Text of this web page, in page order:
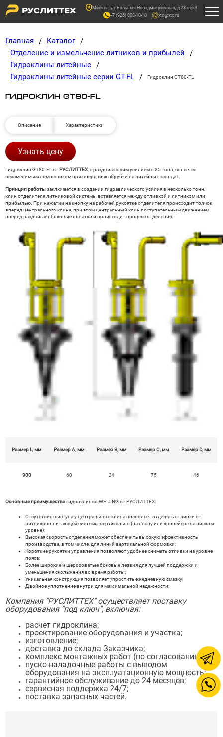
Москва, ул. Большая Новодмитровская, д.23 стр.3
xtc@xtc.ru
+7 (926) 808-10-10
Главная / Каталог /
Отделение и измельчение литников и прибылей
/
Гидроклины литейные /
Гидроклины литейные серии GT-FL / Гидроклин GT80-FL
ГИДРОКЛИН GT80-FL
Описание Характеристики
Узнать цену
Гидроклин GT80-FL от РУСЛИТТЕХ, с раздвигающим усилием в 35 тонн, является
незаменимым помощником при операциях обрубки на литейных заводах.
Принцип работызаключается в создании гидравлического усилия в несколько тонн,
клин отделителя литниковой системы вставляется между отливкой и литником или
прибылью. При нажатии на кнопку на рабочей рукоятке отделителя происходит толчок
вперед центрального клина, при этом центральный клин поступательным движением
вперед раздвигает боковые лопатки и происходит процесс отделения.
Размер L, мм РазмерA, мм Размер B, мм РазмерC, мм Размер D, мм
900 60 24 75 46
Основные преимуществагидроклинов WEIJING от РУСЛИТТЕХ:
Отсутствие выступа у центрального клина позволяет отделять отливки от
литниково-питающей системы вертикально (на плацу или конвейере на низком
уровне);
Высокая скорость отделения может обеспечить высокую эффективность
производства, в том числе, для линий вертикальной формовки;
Короткие рукоятки управления позволяют удобнее снимать отливки на уровне
пояса;
Более широкие и шероховатые боковые лезвия для лучшей поддержки и
уменьшения скольжения во время работы;
Уникальная конструкция позволяет упростить ежедневную смазку;
Двойное уплотнение внутри для максимальной надежности;
Компания "РУСЛИТТЕХ" осуществляет поставку
оборудования "под ключ", включая:
расчет гидроклина;
проектирование оборудования и участка;
изготовление;
доставка до склада Заказчика;
комплекс монтажных работ (по согласованию);
пуско-наладочные работы с выводом
оборудования на эксплуатационную мощность;
гарантийное обслуживание до 24 месяцев;
сервисная поддержка 24/7;
поставка запасных частей.